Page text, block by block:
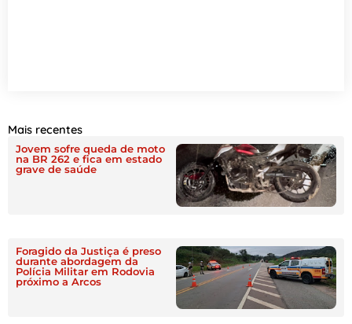
Mais recentes
Jovem sofre queda de moto
na BR 262 e fica em estado
grave de saúde
Foragido da Justiça é preso
durante abordagem da
Polícia Militar em Rodovia
próximo a Arcos